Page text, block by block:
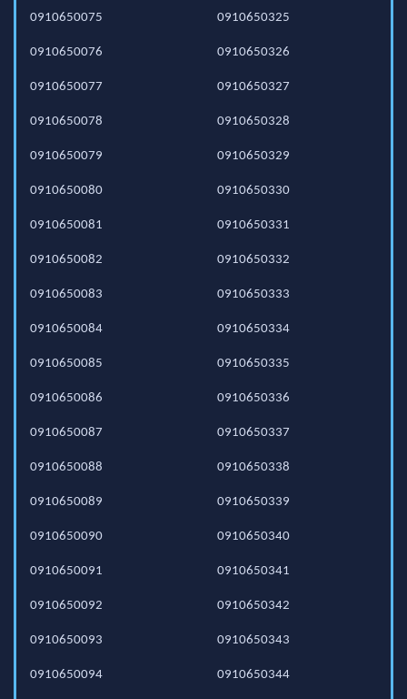
0910650075
0910650076
0910650077
0910650078
0910650079
0910650080
0910650081
0910650082
0910650083
0910650084
0910650085
0910650086
0910650087
0910650088
0910650089
0910650090
0910650091
0910650092
0910650093
0910650094
0910650325
0910650326
0910650327
0910650328
0910650329
0910650330
0910650331
0910650332
0910650333
0910650334
0910650335
0910650336
0910650337
0910650338
0910650339
0910650340
0910650341
0910650342
0910650343
0910650344